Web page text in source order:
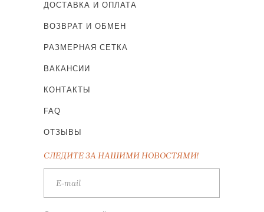
РАЗМЕРНАЯ СЕТКА
ДОСТАВКА И ОПЛАТА
КОНТАКТЫ
FAQ
ОТЗЫВЫ
СЛЕДИТЕ ЗА НАШИМИ НОВОСТЯМИ!
ВОЗВРАТ И ОБМЕН
ВАКАНСИИ